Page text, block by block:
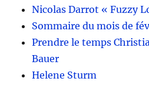
Nicolas Darrot « Fuzzy
Sommaire du mois de
Prendre le temps
Bauer
Helene Sturm